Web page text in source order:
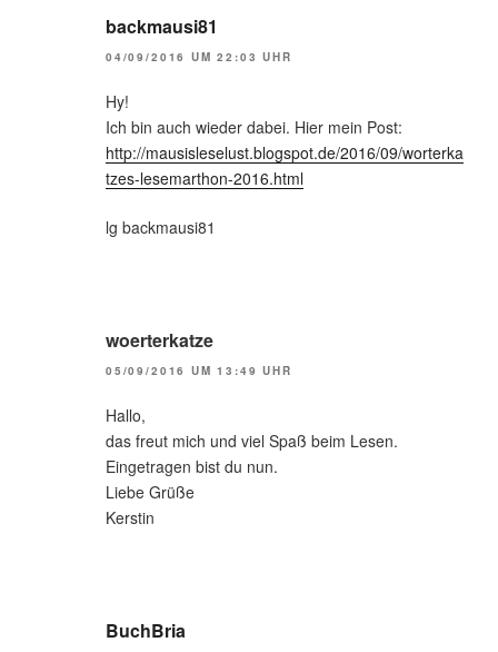
backmausi81
04/09/2016 UM 22:03 UHR
Hy!
Ich bin auch wieder dabei. Hier mein Post:
http://mausisleselust.blogspot.de/2016/09/worterka
tzes-lesemarthon-2016.html
lg backmausi81
woerterkatze
05/09/2016 UM 13:49 UHR
Hallo,
das freut mich und viel Spaß beim Lesen.
Eingetragen bist du nun.
Liebe Grüße
Kerstin
BuchBria